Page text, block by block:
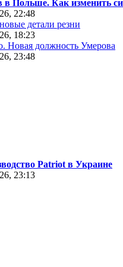
в Польше. Как изменить
22:48
детали резни
18:23
Новая должность Умерова
23:48
Patriot в Украине
23:13